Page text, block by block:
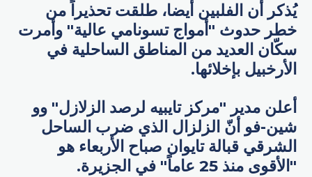
يُذكر أن الفلبين أيضا، طلقت تحذيراً من
خطر حدوث "أمواج تسونامي عالية" وأمرت
سكّان العديد من المناطق الساحلية في
الأرخبيل بإخلائها.
أعلن مدير "مركز تايبيه لرصد الزلازل" وو
شين-فو أنّ الزلزال الذي ضرب الساحل
الشرقي قبالة تايوان صباح الأربعاء هو
"الأقوى منذ 25 عاماً" في الجزيرة.